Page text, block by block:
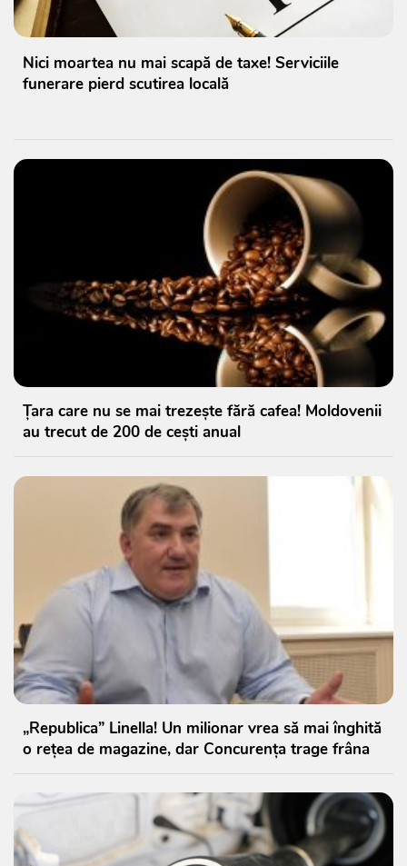
Nici moartea nu mai scapă de taxe! Serviciile
funerare pierd scutirea locală
Țara care nu se mai trezește fără cafea! Moldovenii
au trecut de 200 de cești anual
„Republica” Linella! Un milionar vrea să mai înghită
o rețea de magazine, dar Concurența trage frâna